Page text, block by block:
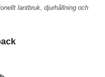
lantbruk, djurhållning och